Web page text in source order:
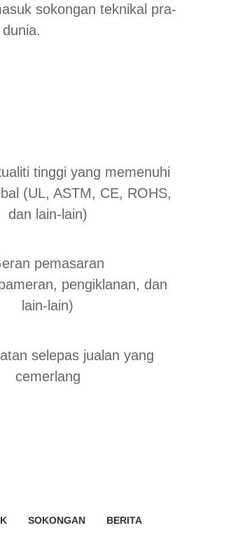
sokongan teknikal pra-
tinggi yang memenuhi
(UL, ASTM, CE, ROHS,
dan lain-lain)
pemasaran
pengiklanan, dan
lain-lain)
selepas jualan yang
cemerlang
SOKONGAN
BERITA